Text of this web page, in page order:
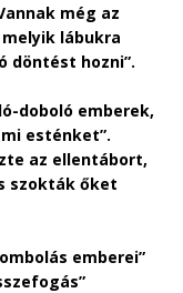
még az
lábukra
döntést hozni”.
doboló emberek,
esténket”.
az ellentábort,
szokták őket
emberei”